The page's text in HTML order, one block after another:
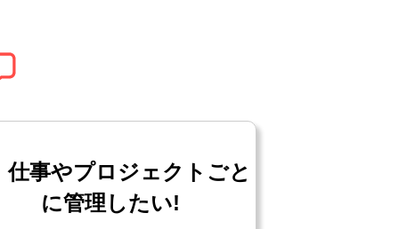
仕事やプロジェクトごと
に管理したい!